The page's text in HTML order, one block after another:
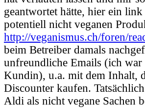
geantwortet hätte, hier ein
potentiell nicht veganen
http://veganismus.ch/foren/
beim Betreiber damals
unfreundliche Emails (ich
Kundin), u.a. mit dem Inhalt,
Discounter kaufen.
Aldi als nicht vegane Sachen